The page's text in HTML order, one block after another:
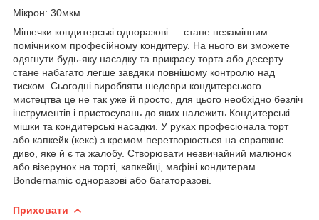
Мікрон: 30мкм
Мішечки кондитерські одноразові — стане незамінним
помічником професійному кондитеру. На нього ви зможете
одягнути будь-яку насадку та прикрасу торта або десерту
стане набагато легше завдяки повнішому контролю над
тиском. Сьогодні виробляти шедеври кондитерського
мистецтва це не так уже й просто, для цього необхідно безліч
інструментів і пристосувань до яких належить Кондитерські
мішки та кондитерські насадки. У руках професіонала торт
або капкейк (кекс) з кремом перетворюється на справжнє
диво, яке й є та жалобу. Створювати незвичайний малюнок
або візерунок на торті, капкейці, мафіні кондитерам
Bondernamic одноразові або багаторазові.
Приховати